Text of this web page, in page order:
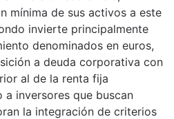
mínima de sus activos a este
invierte principalmente
denominados en euros,
a deuda corporativa con
al de la renta fija
inversores que buscan
la integración de criterios